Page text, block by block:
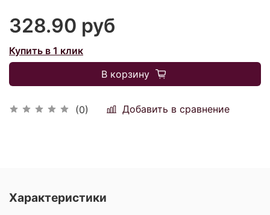
(0) Добавить в сравнение
328.90 руб
Купить в 1 клик
В корзину
Характеристики